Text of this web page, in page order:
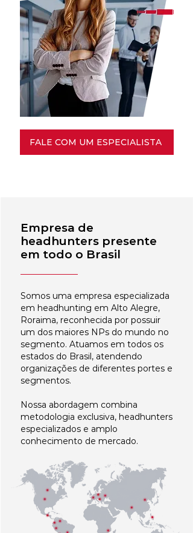
FALE COM UM ESPECIALISTA
Empresa de
headhunters presente
em todo o Brasil
Somos uma empresa especializada
em headhunting em Alto Alegre,
Roraima, reconhecida por possuir
um dos maiores NPs do mundo no
segmento. Atuamos em todos os
estados do Brasil, atendendo
organizações de diferentes portes e
segmentos.
Nossa abordagem combina
metodologia exclusiva, headhunters
especializados e amplo
conhecimento de mercado.